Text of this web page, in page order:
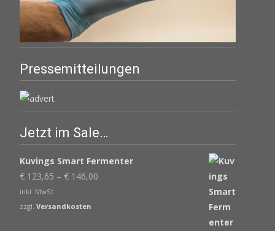
Pressemitteilungen
Jetzt im Sale…
Kuvings Smart Fermenter
€ 123,65 – € 146,00
inkl. MwSt.
zzgl. Versandkosten